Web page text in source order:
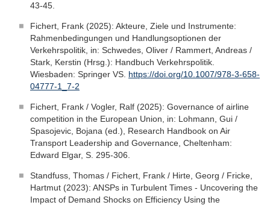
43-45.
Fichert, Frank (2025): Akteure, Ziele und Instrumente:
Rahmenbedingungen und Handlungsoptionen der
Verkehrspolitik, in: Schwedes, Oliver / Rammert, Andreas /
Stark, Kerstin (Hrsg.): Handbuch Verkehrspolitik.
Wiesbaden: Springer VS. https://doi.org/10.1007/978-3-658-
04777-1_7-2
Fichert, Frank / Vogler, Ralf (2025): Governance of airline
competition in the European Union, in: Lohmann, Gui /
Spasojevic, Bojana (ed.), Research Handbook on Air
Transport Leadership and Governance, Cheltenham:
Edward Elgar, S. 295-306.
Standfuss, Thomas / Fichert, Frank / Hirte, Georg / Fricke,
Hartmut (2023): ANSPs in Turbulent Times - Uncovering the
Impact of Demand Shocks on Efficiency Using the